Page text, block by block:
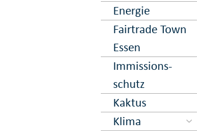
Energie
Fairtrade Town
Essen
Immissions­
schutz
Kaktus
Klima